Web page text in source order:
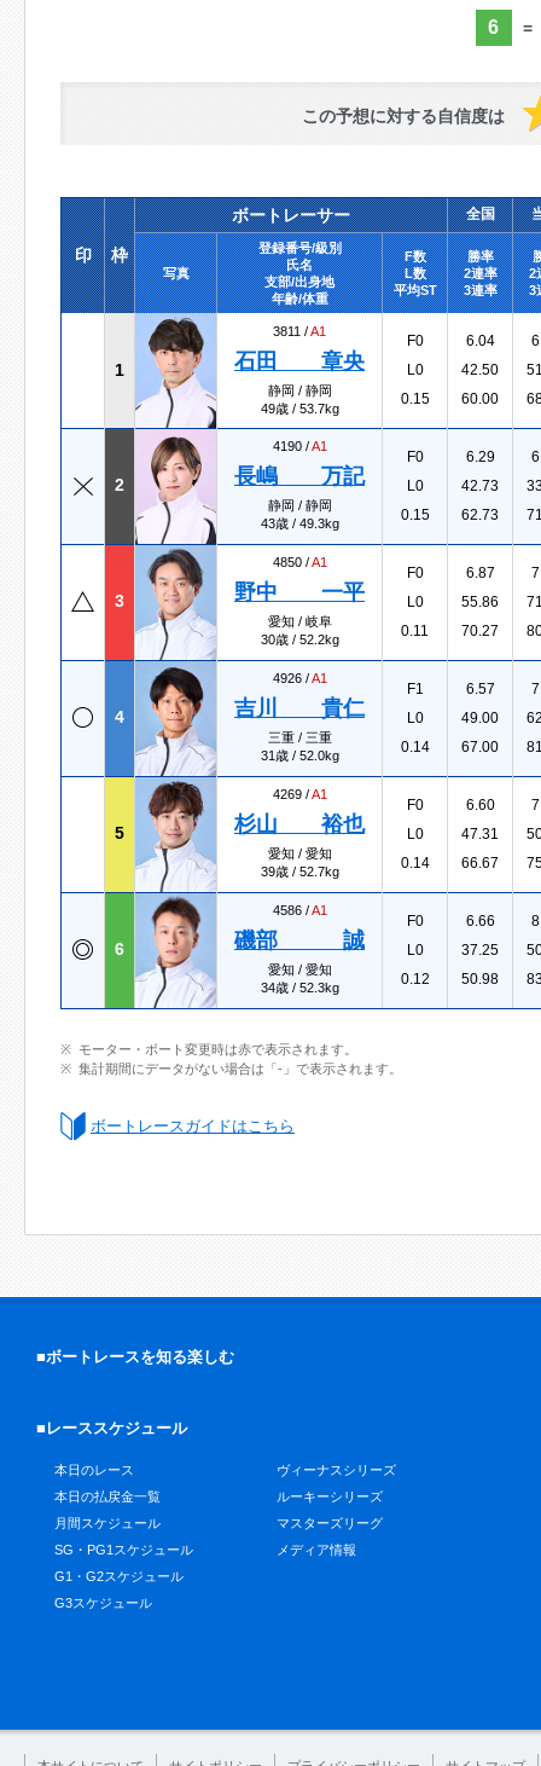
6 =
この予想に対する自信度は
印 枠
ボートレーサー 全国
写真
登録番号/級別
氏名
支部/出身地
年齢/体重
F数
L数
平均ST
勝率
2連率
3連率
2
3
1
3811 /A1
石田 章央
静岡 / 静岡
49歳 / 53.7kg
F0
L0
0.15
6.04
42.50
60.00
2
4190 /A1
長嶋 万記
静岡 / 静岡
43歳 / 49.3kg
F0
L0
0.15
6.29
42.73
62.73
3
4850 /A1
野中 一平
愛知 / 岐阜
30歳 / 52.2kg
F0
L0
0.11
6.87
55.86
70.27
4
4926 /A1
吉川 貴仁
三重 / 三重
31歳 / 52.0kg
F1
L0
0.14
6.57
49.00
67.00
5
4269 /A1
杉山 裕也
愛知 / 愛知
39歳 / 52.7kg
F0
L0
0.14
6.60
47.31
66.67
6
4586 /A1
磯部 誠
愛知 / 愛知
34歳 / 52.3kg
F0
L0
0.12
6.66
37.25
50.98
モーター・ボート変更時は赤で表示されます。
集計期間にデータがない場合は「-」で表示されます。
ボートレースガイドはこちら
■ボートレースを知る楽しむ
■レーススケジュール
本日のレース
本日の払戻金一覧
月間スケジュール
SG・PG1スケジュール
G1・G2スケジュール
G3スケジュール
ヴィーナスシリーズ
ルーキーシリーズ
マスターズリーグ
メディア情報